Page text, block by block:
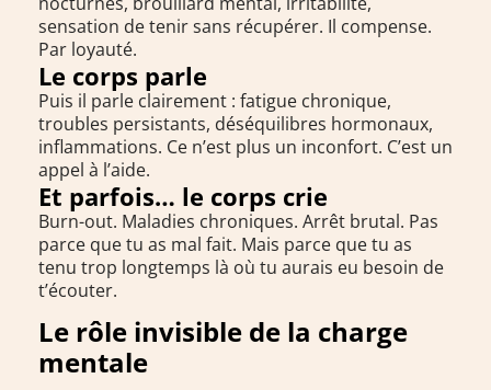
sensation de tenir sans récupérer. Il compense.
Par loyauté.
Le corps parle
Puis il parle clairement : fatigue chronique,
troubles persistants, déséquilibres hormonaux,
inflammations. Ce n’est plus un inconfort. C’est un
appel à l’aide.
Et parfois… le corps crie
Burn-out. Maladies chroniques. Arrêt brutal. Pas
parce que tu as mal fait. Mais parce que tu as
tenu trop longtemps là où tu aurais eu besoin de
t’écouter.
Le rôle invisible de la charge
mentale